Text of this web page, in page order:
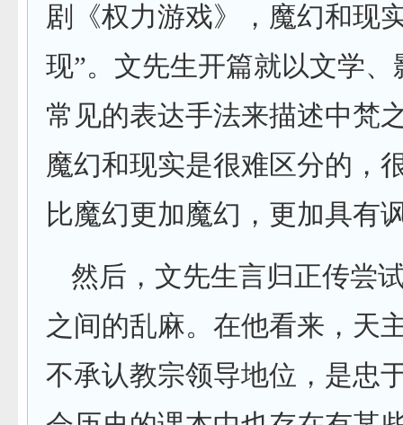
剧《权力游戏》，魔幻和现
现”。文先生开篇就以文学、
常见的表达手法来描述中梵
魔幻和现实是很难区分的，
比魔幻更加魔幻，更加具有
然后，文先生言归正传尝
之间的乱麻。在他看来，天
不承认教宗领导地位，是忠